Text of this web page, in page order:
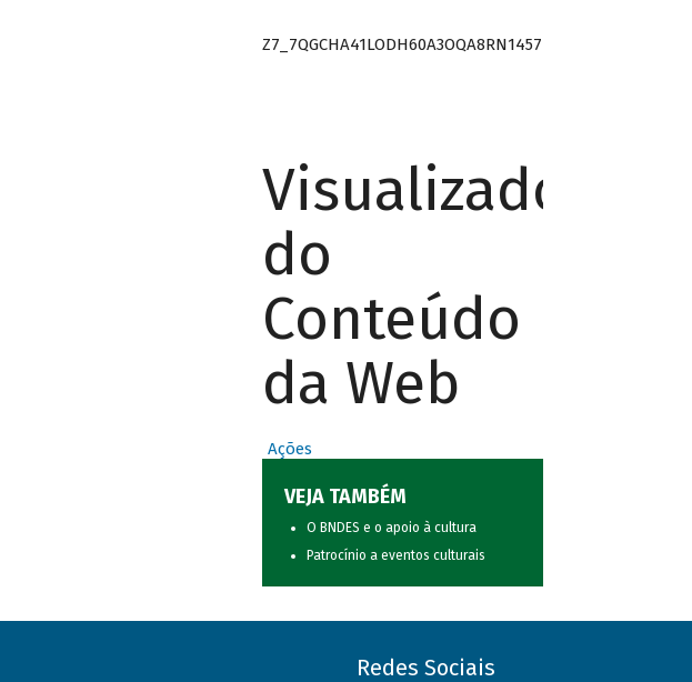
Z7_7QGCHA41LODH60A3OQA8RN1457
Visualizador
do
Conteúdo
da Web
Ações
VEJA TAMBÉM
O BNDES e o apoio à cultura
Patrocínio a eventos culturais
Redes Sociais